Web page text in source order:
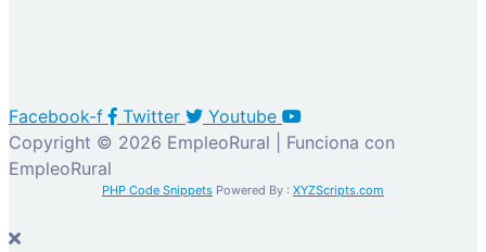
Facebook-f Twitter
Youtube
Copyright © 2026 EmpleoRural | Funciona con
EmpleoRural
PHP Code Snippets Powered By : XYZScripts.com